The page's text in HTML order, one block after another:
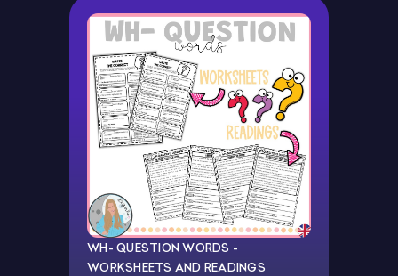
WH- QUESTION WORDS -
WORKSHEETS AND READINGS